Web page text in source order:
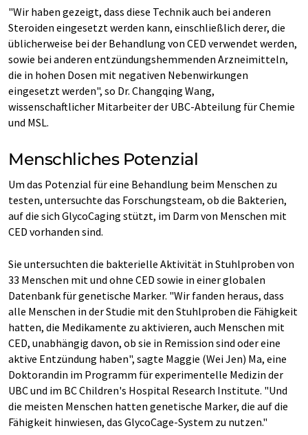
"Wir haben gezeigt, dass diese Technik auch bei anderen
Steroiden eingesetzt werden kann, einschließlich derer, die
üblicherweise bei der Behandlung von CED verwendet werden,
sowie bei anderen entzündungshemmenden Arzneimitteln,
die in hohen Dosen mit negativen Nebenwirkungen
eingesetzt werden", so Dr. Changqing Wang,
wissenschaftlicher Mitarbeiter der UBC-Abteilung für Chemie
und MSL.
Menschliches Potenzial
Um das Potenzial für eine Behandlung beim Menschen zu
testen, untersuchte das Forschungsteam, ob die Bakterien,
auf die sich GlycoCaging stützt, im Darm von Menschen mit
CED vorhanden sind.
Sie untersuchten die bakterielle Aktivität in Stuhlproben von
33 Menschen mit und ohne CED sowie in einer globalen
Datenbank für genetische Marker. "Wir fanden heraus, dass
alle Menschen in der Studie mit den Stuhlproben die Fähigkeit
hatten, die Medikamente zu aktivieren, auch Menschen mit
CED, unabhängig davon, ob sie in Remission sind oder eine
aktive Entzündung haben", sagte Maggie (Wei Jen) Ma, eine
Doktorandin im Programm für experimentelle Medizin der
UBC und im BC Children's Hospital Research Institute. "Und
die meisten Menschen hatten genetische Marker, die auf die
Fähigkeit hinwiesen, das GlycoCage-System zu nutzen."